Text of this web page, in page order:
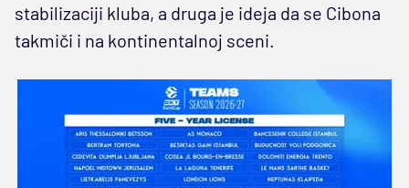
stabilizaciji kluba, a druga je ideja da se Cibona
takmiči i na kontinentalnoj sceni.